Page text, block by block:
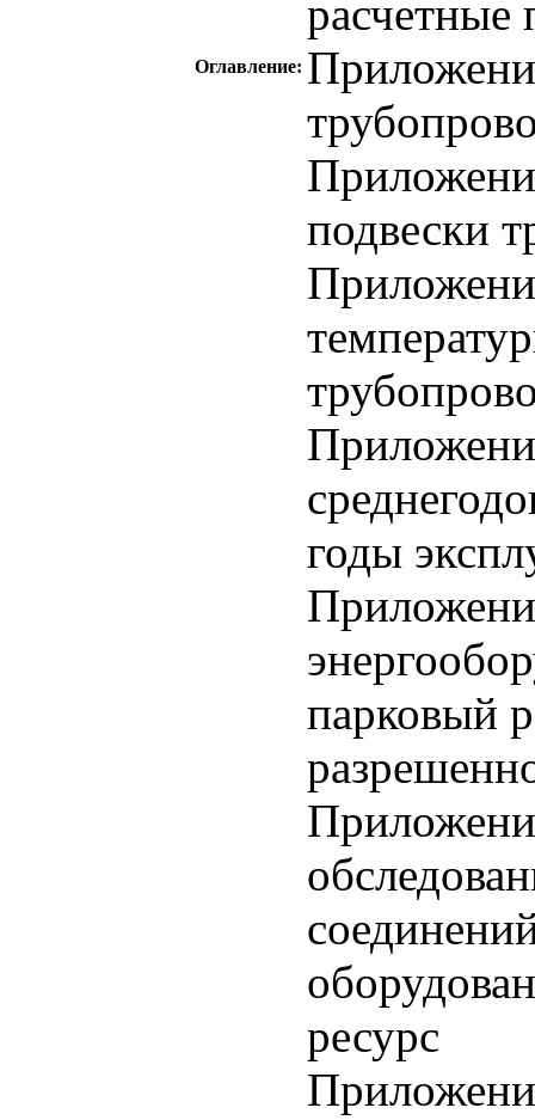
Оглавление:
расчетные
подвески
годы
парковый
ресурс